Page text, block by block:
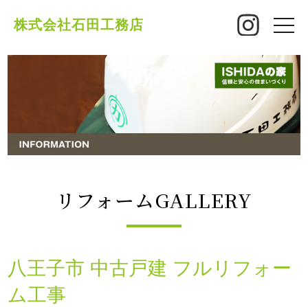
株式会社石田工務店
toggle
リフォームGALLERY
八王子市 中古戸建 フルリフォー
ム工事